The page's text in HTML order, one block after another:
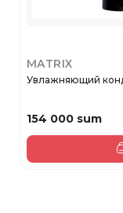
MATRIX
Увлажняющий
154 000 sum